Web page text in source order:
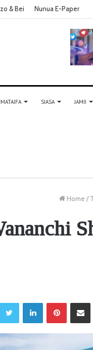
& Bei Nunua E-Paper
SIASA JAMII
Home /
LinkedIn